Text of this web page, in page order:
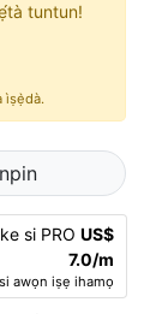
tuntun!
ìṣẹ̀dà.
si PRO US$
7.0/m
awọn iṣẹ ihamọ